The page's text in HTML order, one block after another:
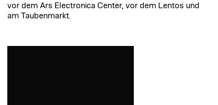
vor dem Ars Electronica Center, vor dem Lentos und
am Taubenmarkt.